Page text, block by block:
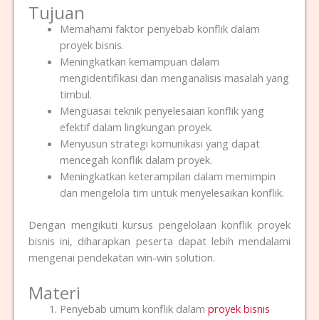
Tujuan
Memahami faktor penyebab konflik dalam
proyek bisnis.
Meningkatkan kemampuan dalam
mengidentifikasi dan menganalisis masalah yang
timbul.
Menguasai teknik penyelesaian konflik yang
efektif dalam lingkungan proyek.
Menyusun strategi komunikasi yang dapat
mencegah konflik dalam proyek.
Meningkatkan keterampilan dalam memimpin
dan mengelola tim untuk menyelesaikan konflik.
Dengan mengikuti kursus pengelolaan konflik proyek
bisnis ini, diharapkan peserta dapat lebih mendalami
mengenai pendekatan win-win solution.
Materi
Penyebab umum konflik dalam proyek bisnis